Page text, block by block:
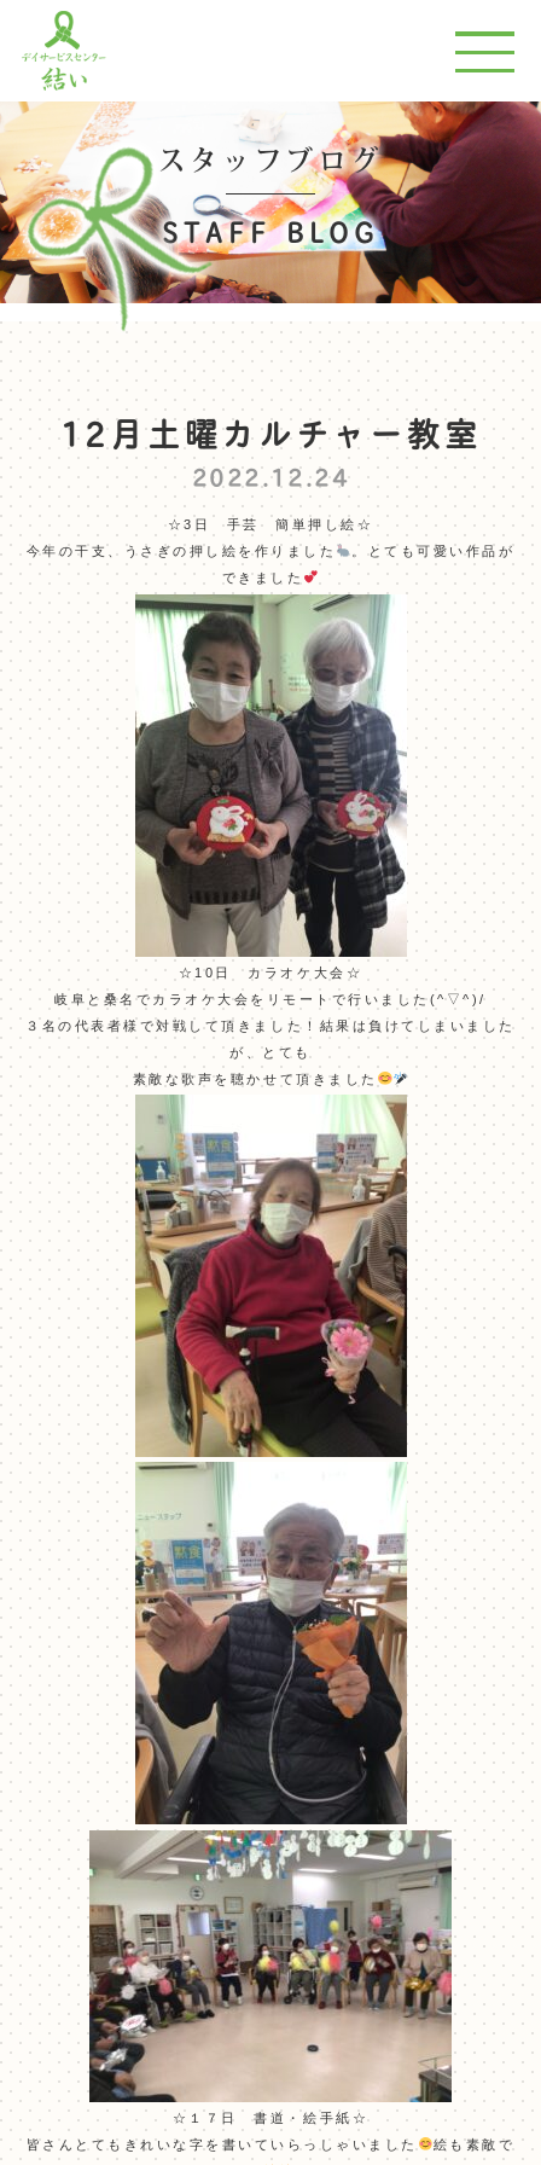
スタッフブログ
STAFF BLOG
12月土曜カルチャー教室
2022.12.24
☆3日 手芸 簡単押し絵☆
今年の干支、うさぎの押し絵を作りました
。とても可愛い作品が
できました
☆10日 カラオケ大会☆
岐阜と桑名でカラオケ大会をリモートで行いました(^▽^)/
３名の代表者様で対戦して頂きました！結果は負けてしまいました
が、とても
素敵な歌声を聴かせて頂きました
☆１７日 書道・絵手紙☆
皆さんとてもきれいな字を書いていらっしゃいました
絵も素敵で